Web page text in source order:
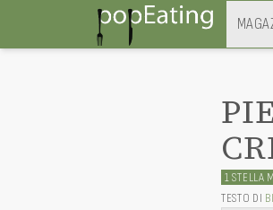
1 STELLA
TESTO DI